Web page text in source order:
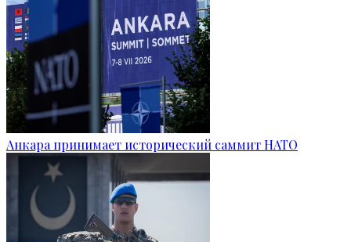
Анкара принимает исторический саммит НАТО